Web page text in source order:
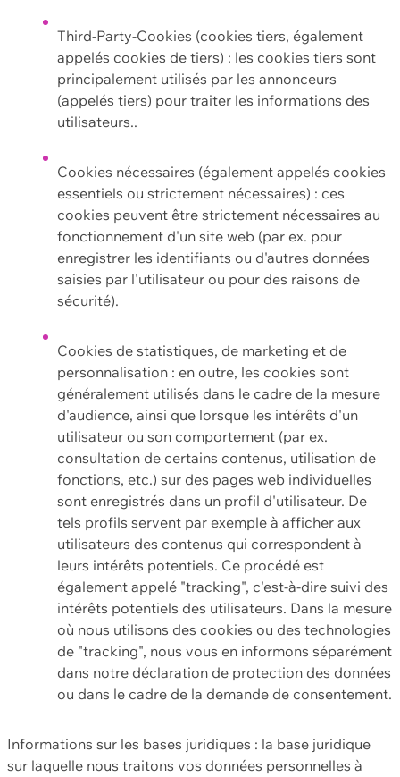
Third-Party-Cookies (cookies tiers, également
appelés cookies de tiers) : les cookies tiers sont
principalement utilisés par les annonceurs
(appelés tiers) pour traiter les informations des
utilisateurs..
Cookies nécessaires (également appelés cookies
essentiels ou strictement nécessaires) : ces
cookies peuvent être strictement nécessaires au
fonctionnement d'un site web (par ex. pour
enregistrer les identifiants ou d'autres données
saisies par l'utilisateur ou pour des raisons de
sécurité).
Cookies de statistiques, de marketing et de
personnalisation : en outre, les cookies sont
généralement utilisés dans le cadre de la mesure
d'audience, ainsi que lorsque les intérêts d'un
utilisateur ou son comportement (par ex.
consultation de certains contenus, utilisation de
fonctions, etc.) sur des pages web individuelles
sont enregistrés dans un profil d'utilisateur. De
tels profils servent par exemple à afficher aux
utilisateurs des contenus qui correspondent à
leurs intérêts potentiels. Ce procédé est
également appelé "tracking", c'est-à-dire suivi des
intérêts potentiels des utilisateurs. Dans la mesure
où nous utilisons des cookies ou des technologies
de "tracking", nous vous en informons séparément
dans notre déclaration de protection des données
ou dans le cadre de la demande de consentement.
Informations sur les bases juridiques : la base juridique
sur laquelle nous traitons vos données personnelles à